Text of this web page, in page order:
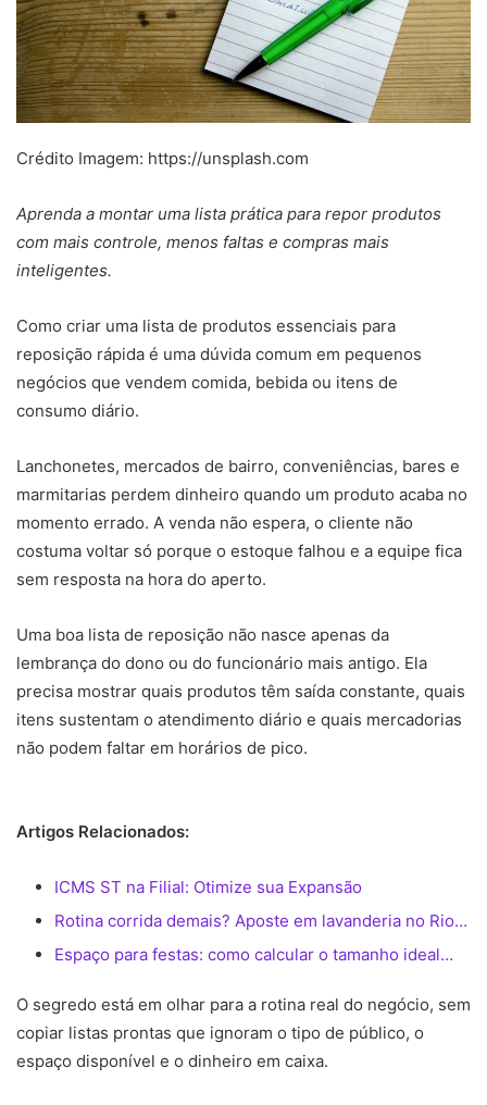
Crédito Imagem: https://unsplash.com
Aprenda a montar uma lista prática para repor produtos
com mais controle, menos faltas e compras mais
inteligentes.
Como criar uma lista de produtos essenciais para
reposição rápida é uma dúvida comum em pequenos
negócios que vendem comida, bebida ou itens de
consumo diário.
Lanchonetes, mercados de bairro, conveniências, bares e
marmitarias perdem dinheiro quando um produto acaba no
momento errado. A venda não espera, o cliente não
costuma voltar só porque o estoque falhou e a equipe fica
sem resposta na hora do aperto.
Uma boa lista de reposição não nasce apenas da
lembrança do dono ou do funcionário mais antigo. Ela
precisa mostrar quais produtos têm saída constante, quais
itens sustentam o atendimento diário e quais mercadorias
não podem faltar em horários de pico.
Artigos Relacionados:
ICMS ST na Filial: Otimize sua Expansão
Rotina corrida demais? Aposte em lavanderia no Rio…
Espaço para festas: como calcular o tamanho ideal…
O segredo está em olhar para a rotina real do negócio, sem
copiar listas prontas que ignoram o tipo de público, o
espaço disponível e o dinheiro em caixa.